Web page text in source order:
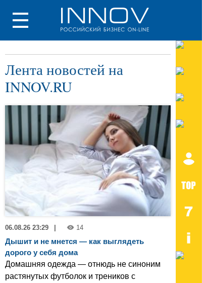
Лента новостей на
INNOV.RU
06.08.26 23:29 14
Дышит и не мнется — как выглядеть
дорого у себя дома
Домашняя одежда — отнюдь не синоним
растянутых футболок и треников с